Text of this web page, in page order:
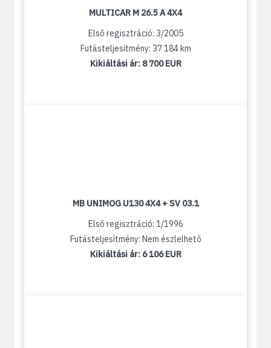
MULTICAR M 26.5 A 4X4
Első regisztráció: 3/2005
Futásteljesítmény: 37 184 km
Kikiáltási ár: 8 700 EUR
MB UNIMOG U130 4X4 + SV 03.1
Első regisztráció: 1/1996
Futásteljesítmény: Nem észlelhető
Kikiáltási ár: 6 106 EUR